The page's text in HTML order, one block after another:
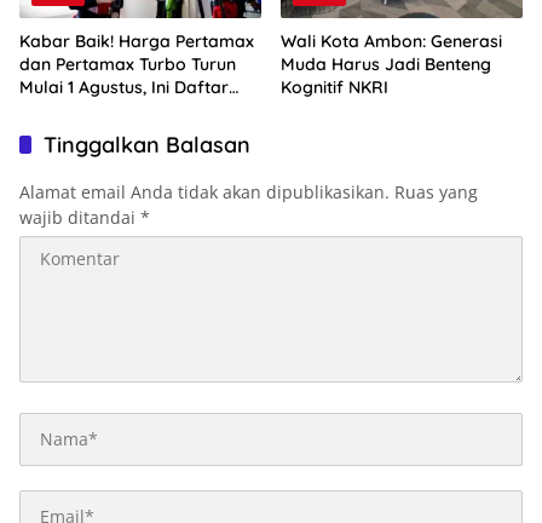
Kabar Baik! Harga Pertamax
dan Pertamax Turbo Turun
Mulai 1 Agustus, Ini Daftar
Wali Kota Ambon: Generasi
Muda Harus Jadi Benteng
Kognitif NKRI
Tinggalkan Balasan
Alamat email Anda tidak akan dipublikasikan. Ruas yang
wajib ditandai *